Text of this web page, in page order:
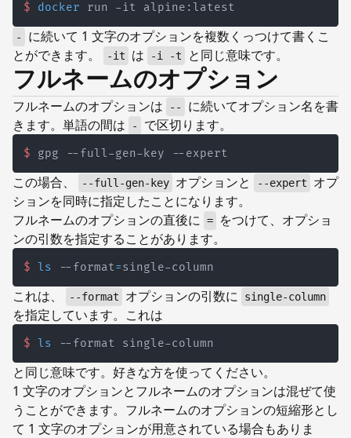
$ docker run -it alpine:latest
-
に続いて 1 文字のオプションを複数くっつけて書くこ
とができます。
-it は -i -t と同じ意味です。
フルネームのオプション
フルネームのオプションは --
に続いてオプション名を書
きます。単語の間は
- で区切ります。
$ gpg --full-gen-key --expert
この場合、 --full-gen-key オプションと --expert
オプ
ションを同時に指定したことになります。
フルネームのオプションの直後に =
をつけて、オプショ
ンの引数を指定することがあります。
$ ls --format=single-column
これは、 --format オプションの引数に single-column
を指定しています。これは
$ ls --format single-column
と同じ意味です。好きな方を使ってください。
1 文字のオプションとフルネームのオプションは混ぜて使
うことができます。フルネームのオプションの短縮形とし
て 1 文字のオプションが用意されている場合もありま